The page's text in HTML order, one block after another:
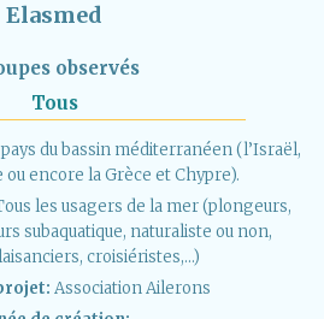
Elasmed
observés
Tous
pays du bassin méditerranéen (l’Israël,
ou encore la Grèce et Chypre).
les usagers de la mer (plongeurs,
subaquatique, naturaliste ou non,
croisiéristes,…)
Association Ailerons